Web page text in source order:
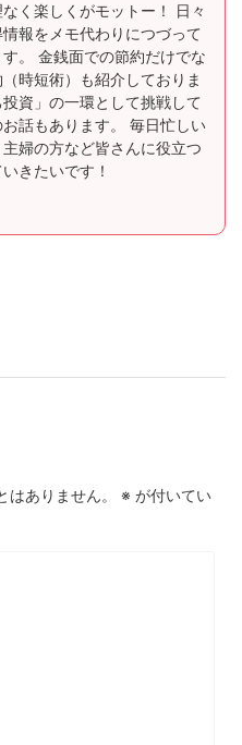
く楽しくがモットー！ 日々
報をメモ代わりにつづって
。 金銭面での節約だけでな
時短術）も紹介しておりま
資」の一環として挑戦して
話もあります。 毎日忙しい
婦の方など皆さんに役立つ
きたいです！
ありません。 ※ が付いてい